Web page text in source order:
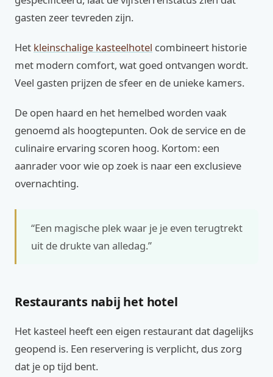
gasten zeer tevreden zijn.
Het kleinschalige kasteelhotel combineert historie
met modern comfort, wat goed ontvangen wordt.
Veel gasten prijzen de sfeer en de unieke kamers.
De open haard en het hemelbed worden vaak
genoemd als hoogtepunten. Ook de service en de
culinaire ervaring scoren hoog. Kortom: een
aanrader voor wie op zoek is naar een exclusieve
overnachting.
“Een magische plek waar je je even terugtrekt
uit de drukte van alledag.”
Restaurants nabij het hotel
Het kasteel heeft een eigen restaurant dat dagelijks
geopend is. Een reservering is verplicht, dus zorg
dat je op tijd bent.